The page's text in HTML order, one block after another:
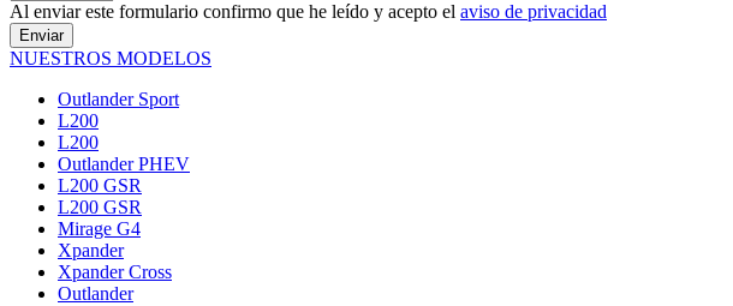
Al enviar este formulario confirmo que he leído y acepto el aviso de privacidad
Enviar
NUESTROS MODELOS
Outlander Sport
L200
L200
Outlander PHEV
L200 GSR
L200 GSR
Mirage G4
Xpander
Xpander Cross
Outlander